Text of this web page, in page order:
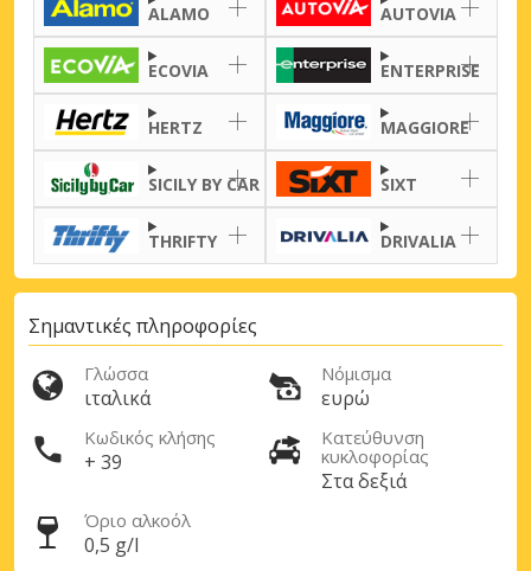
ALAMO AUTOVIA
ECOVIA ENTERPRISE
HERTZ MAGGIORE
SICILY BY CAR SIXT
THRIFTY DRIVALIA
Σημαντικές πληροφορίες
Γλώσσα
ιταλικά
Νόμισμα
ευρώ
Κωδικός κλήσης
+ 39
Κατεύθυνση
κυκλοφορίας
Στα δεξιά
Όριο αλκοόλ
0,5 g/l